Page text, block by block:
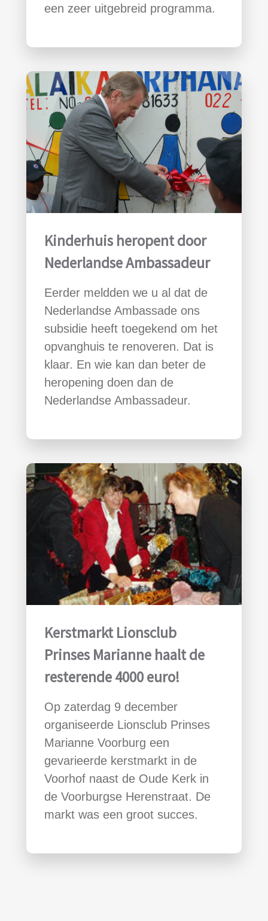
een zeer uitgebreid programma.
Kinderhuis heropent door
Nederlandse Ambassadeur
Eerder meldden we u al dat de
Nederlandse Ambassade ons
subsidie heeft toegekend om het
opvanghuis te renoveren. Dat is
klaar. En wie kan dan beter de
heropening doen dan de
Nederlandse Ambassadeur.
Kerstmarkt Lionsclub
Prinses Marianne haalt de
resterende 4000 euro!
Op zaterdag 9 december
organiseerde Lionsclub Prinses
Marianne Voorburg een
gevarieerde kerstmarkt in de
Voorhof naast de Oude Kerk in
de Voorburgse Herenstraat. De
markt was een groot succes.